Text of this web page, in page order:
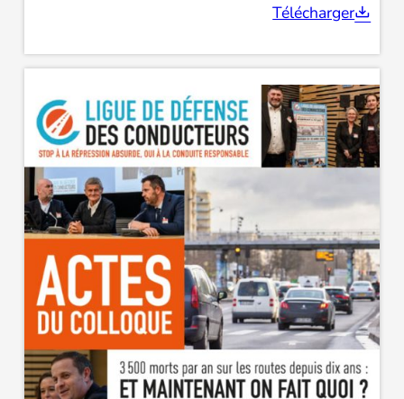
Télécharger